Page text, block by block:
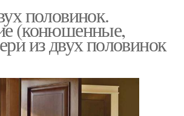
половинок.
(конюшенные,
из двух половинок